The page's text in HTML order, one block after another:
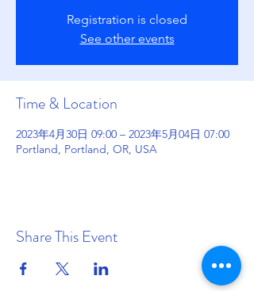
Registration is closed
See other events
Time & Location
2023年4月30日 09:00 – 2023年5月04日 07:00
Portland, Portland, OR, USA
Share This Event